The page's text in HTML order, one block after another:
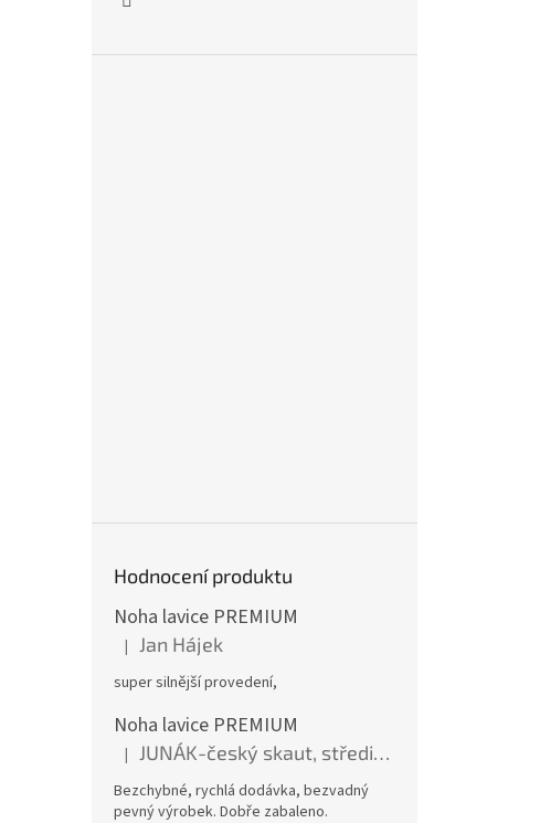
Hodnocení produktu
Noha lavice PREMIUM
Hodnocení produktu je 5 z 5 hvězdiček.
| Jan Hájek
super silnější provedení,
Noha lavice PREMIUM
Hodnocení produktu je 5 z 5 hvězdiček.
| JUNÁK-český skaut, středisko BOBŘI
Bezchybné, rychlá dodávka, bezvadný
pevný výrobek. Dobře zabaleno.